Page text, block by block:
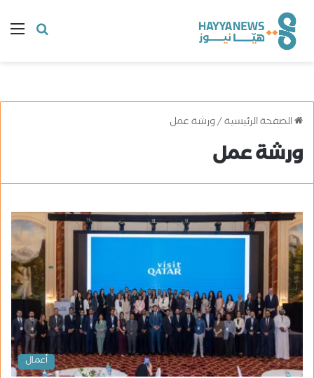
البحث
الصفحة الرئيسية/ورشة عمل
ورشة عمل
أعمال